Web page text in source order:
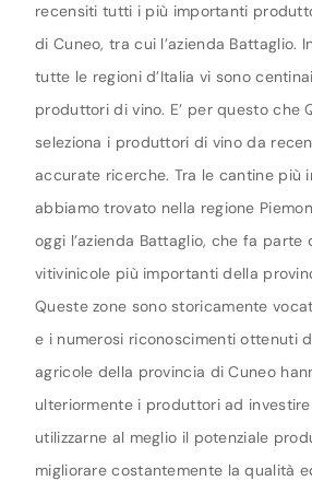
recensiti tutti i più importanti
di Cuneo, tra cui l’azienda Battaglio.
tutte le regioni d’Italia vi sono
produttori di vino. E’ per questo che
seleziona i produttori di vino da
accurate ricerche. Tra le cantine più
abbiamo trovato nella regione
oggi l’azienda Battaglio, che fa parte
vitivinicole più importanti della
Queste zone sono storicamente
e i numerosi riconoscimenti ottenuti
agricole della provincia di Cuneo
ulteriormente i produttori ad
utilizzarne al meglio il potenziale
migliorare costantemente la qualità